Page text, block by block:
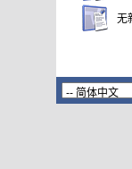
无